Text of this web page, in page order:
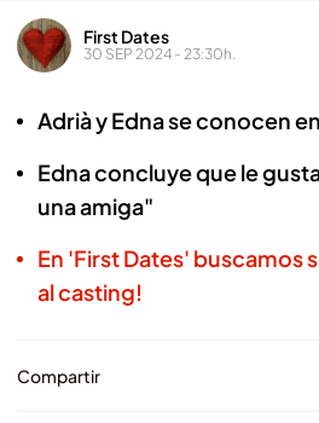
First Dates
30 SEP 2024 - 23:30h.
Adrià y Edna se conocen
Edna concluye que le
una amiga"
En 'First Dates' buscamos
al casting!
Compartir